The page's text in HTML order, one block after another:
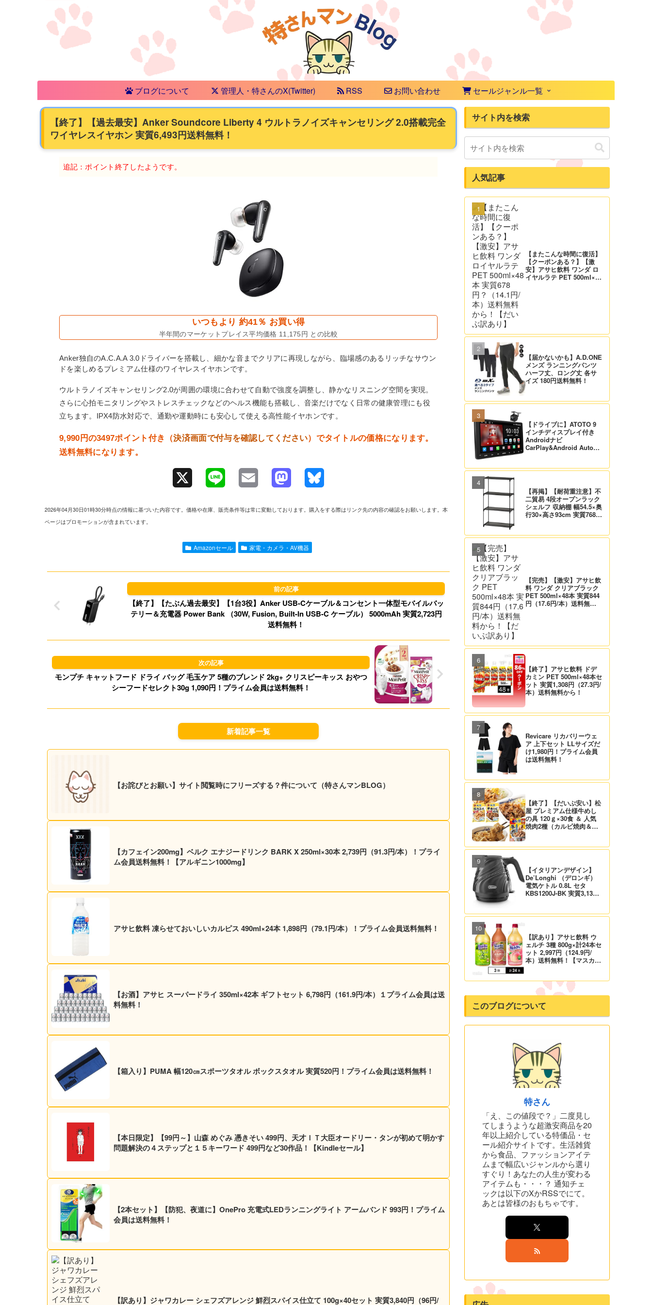
ブログについて 管理人・特さんのX(Twitter) RSS お問い合わせ セールジャンル一覧
【終了】【過去最安】Anker Soundcore Liberty 4 ウルトラノイズキャンセリング 2.0搭載完全
ワイヤレスイヤホン 実質6,493円送料無料！
追記：ポイント終了したようです。
いつもより 約41％ お買い得
半年間のマーケットプレイス平均価格 11,175円 との比較
Anker独自のA.C.A.A 3.0ドライバーを搭載し、細かな音までクリアに再現しながら、臨場感のあるリッチなサウン
ドを楽しめるプレミアム仕様のワイヤレスイヤホンです。
ウルトラノイズキャンセリング2.0が周囲の環境に合わせて自動で強度を調整し、静かなリスニング空間を実現。
さらに心拍モニタリングやストレスチェックなどのヘルス機能も搭載し、音楽だけでなく日常の健康管理にも役
立ちます。IPX4防水対応で、通勤や運動時にも安心して使える高性能イヤホンです。
9,990円の3497ポイント付き（決済画面で付与を確認してください）でタイトルの価格になります。
送料無料になります。
l o
d
o
n
k
y
2026年04月30日01時30分時点の情報に基づいた内容です。価格や在庫、販売条件等は常に変動しております。購入をする際はリンク先の内容の確認をお願いします。本
ページはプロモーションが含まれています。
Amazonセール 家電・カメラ・AV機器
【終了】【たぶん過去最安】【1台3役】Anker USB-Cケーブル＆コンセント一体型モバイルバッ
テリー＆充電器 Power Bank （30W, Fusion, Built-In USB-C ケーブル） 5000mAh 実質2,723円
送料無料！
モンプチ キャットフード ドライ バッグ 毛玉ケア 5種のブレンド 2kg+ クリスピーキッス おやつ
シーフードセレクト30g 1,090円！プライム会員は送料無料！
新着記事一覧
【お詫びとお願い】サイト閲覧時にフリーズする？件について（特さんマンBLOG）
【カフェイン200mg】ベルク エナジードリンク BARK X 250ml×30本 2,739円（91.3円/本）！プライ
ム会員送料無料！【アルギニン1000mg】
アサヒ飲料 凍らせておいしいカルピス 490ml×24本 1,898円（79.1円/本）！プライム会員送料無料！
【お酒】アサヒ スーパードライ 350ml×42本 ギフトセット 6,798円（161.9円/本）１プライム会員は送
料無料！
【箱入り】PUMA 幅120㎝スポーツタオル ボックスタオル 実質520円！プライム会員は送料無料！
【本日限定】【99円～】山森 めぐみ 憑きそい 499円、天才ＩＴ大臣オードリー・タンが初めて明かす
問題解決の４ステップと１５キーワード 499円など30作品！【Kindleセール】
【2本セット】【防犯、夜道に】OnePro 充電式LEDランニングライト アームバンド 993円！プライム
会員は送料無料！
【訳あり】ジャワカレー シェフズアレンジ 鮮烈スパイス仕立て 100g×40セット 実質3,840円（96円/
サイト内を検索
人気記事
【またこんな時間に復活】
【クーポンある？】【激
安】アサヒ飲料 ワンダ ロ
イヤルラテ PET 500ml×48
【届かないかも】A.D.ONE
メンズ ランニングパンツ
ハーフ丈、ロング丈 各サ
イズ 180円送料無料！
【ドライブに】ATOTO 9
インチディスプレイ付き
Androidナビ
CarPlay&Android Auto対
【再掲】【耐荷重注意】不
二貿易 4段オープンラック
シェルフ 収納棚 幅54.5×奥
行30×高さ93cm 実質768
【完売】【激安】アサヒ飲
料 ワンダ クリアブラック
PET 500ml×48本 実質844
円（17.6円/本）送料無料
【終了】アサヒ飲料 ドデ
カミン PET 500ml×48本セ
ット 実質1,308円（27.3円/
本）送料無料から！
Revicare リカバリーウェ
ア 上下セット LLサイズだ
け1,980円！プライム会員
は送料無料！
【終了】【だいぶ安い】松
屋 プレミアム仕様牛めし
の具 120ｇ×30食 ＆ 人気
焼肉2種（カルビ焼肉＆生
料！
【イタリアンデザイン】
De’Longhi （デロンギ）
電気ケトル 0.8L セタ
KBS1200J-BK 実質3,132
【訳あり】アサヒ飲料 ウ
ェルチ 3種 800g×計24本セ
ット 2,997円（124.9円/
本）送料無料！【マスカッ
このブログについて
特さん
「え、この値段で？」二度見し
てしまうような超激安商品を20
年以上紹介している特価品・セ
ール紹介サイトです。生活雑貨
から食品、ファッションアイテ
ムまで幅広いジャンルから選り
すぐり！あなたの人生が変わる
アイテムも・・・？ 通知チェ
ックは以下のXかRSSでにて。
あとは皆様のおもちゃです。